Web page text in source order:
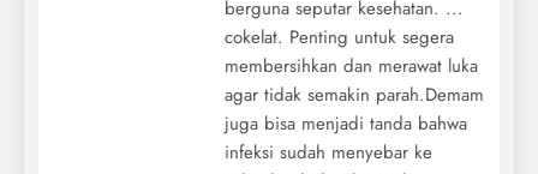
berguna seputar kesehatan. ...
cokelat. Penting untuk segera
membersihkan dan merawat luka
agar tidak semakin parah.Demam
juga bisa menjadi tanda bahwa
infeksi sudah menyebar ke